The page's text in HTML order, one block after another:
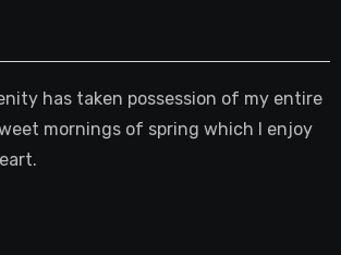
has taken possession of my entire
mornings of spring which I enjoy